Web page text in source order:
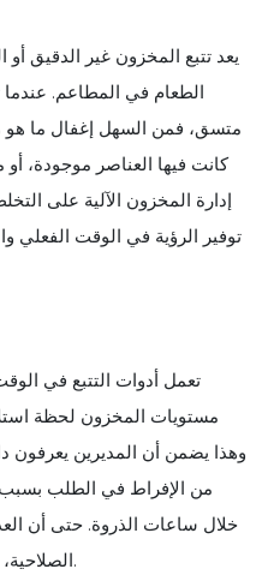
يعد تتبع المخزون غير الدقيق
الطعام في المطاعم. عندما
متسق، فمن السهل إغفال ما هو
كانت فيها العناصر موجودة،
إدارة المخزون الآلية على
توفير الرؤية في الوقت
تعمل أدوات التتبع في
مستويات المخزون لحظة
وهذا يضمن أن المديرين يعرفون
من الإفراط في الطلب بسبب
خلال ساعات الذروة. حتى أن
الصلاحية، وترسل التنبيهات قبل تلف العناصر.